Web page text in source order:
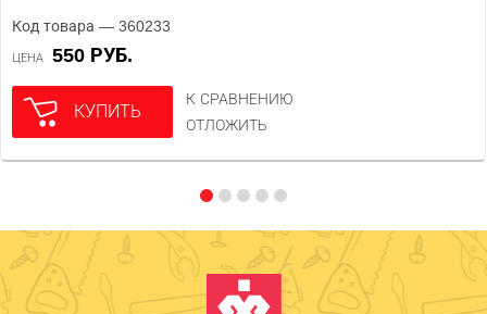
Код товара — 360233
ЦЕНА 550 РУБ.
КУПИТЬ
К СРАВНЕНИЮ
ОТЛОЖИТЬ